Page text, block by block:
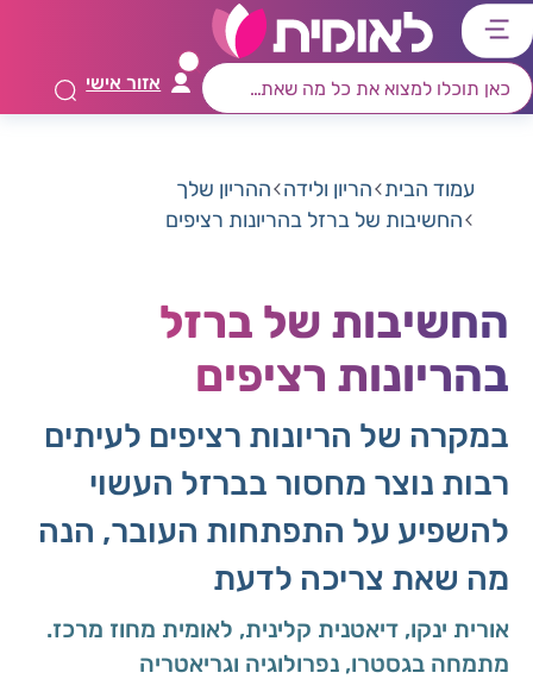
דלג
לתפריט
ראשי
דלג
לרכיב
חיפוש
דלג
לתוכן
מרכזי
דלג
לאזור
קישורים
אזור אישי
עמוד הבית הריון ולידה ההריון שלך
החשיבות של ברזל בהריונות רציפים
החשיבות של ברזל
בהריונות רציפים
במקרה של הריונות רציפים לעיתים
רבות נוצר מחסור בברזל העשוי
להשפיע על התפתחות העובר, הנה
מה שאת צריכה לדעת
אורית ינקו, דיאטנית קלינית, לאומית מחוז מרכז.
מתמחה בגסטרו, נפרולוגיה וגריאטריה